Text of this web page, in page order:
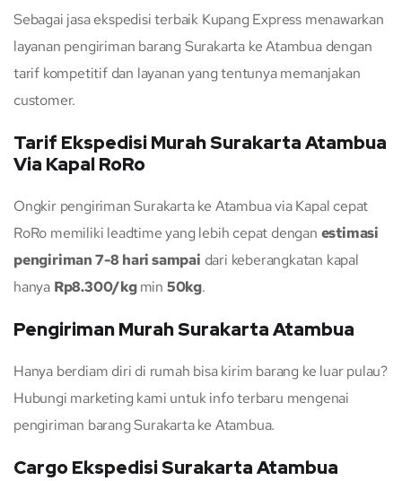
Sebagai jasa ekspedisi terbaik Kupang Express menawarkan
layanan pengiriman barang Surakarta ke Atambua dengan
tarif kompetitif dan layanan yang tentunya memanjakan
customer.
Tarif Ekspedisi Murah Surakarta Atambua
Via Kapal RoRo
Ongkir pengiriman Surakarta ke Atambua via Kapal cepat
RoRo memiliki leadtime yang lebih cepat dengan estimasi
pengiriman 7-8 hari sampai dari keberangkatan kapal
hanya Rp8.300/kgmin 50kg.
Pengiriman Murah Surakarta Atambua
Hanya berdiam diri di rumah bisa kirim barang ke luar pulau?
Hubungi marketing kami untuk info terbaru mengenai
pengiriman barang Surakarta ke Atambua.
Cargo Ekspedisi Surakarta Atambua